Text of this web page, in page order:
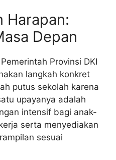
Harapan:
Depan
Provinsi DKI
langkah konkret
putus sekolah karena
upayanya adalah
intensif bagi anak-
serta menyediakan
sesuai